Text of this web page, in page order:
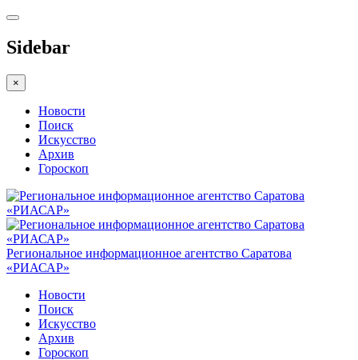
Sidebar
×
Новости
Поиск
Искусство
Архив
Гороскоп
Региональное информационное агентство Саратова
«РИАСАР»
Новости
Поиск
Искусство
Архив
Гороскоп